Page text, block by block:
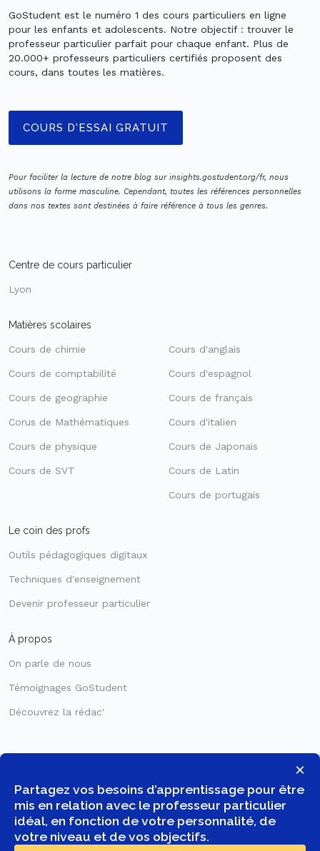
×
Partagez vos besoins d’apprentissage pour être
mis en relation avec le professeur particulier
idéal, en fonction de votre personnalité, de
votre niveau et de vos objectifs.
GoStudent est le numéro 1 des cours particuliers en ligne
pour les enfants et adolescents. Notre objectif : trouver le
professeur particulier parfait pour chaque enfant. Plus de
20.000+ professeurs particuliers certifiés proposent des
cours, dans toutes les matières.
COURS D'ESSAI GRATUIT
Pour faciliter la lecture de notre blog sur insights.gostudent.org/fr, nous
utilisons la forme masculine. Cependant, toutes les références personnelles
dans nos textes sont destinées à faire référence à tous les genres.
Centre de cours particulier
Lyon
Matières scolaires
Cours de chimie
Cours de comptabilité
Cours de geographie
Corus de Mathématiques
Cours de physique
Cours de SVT
Cours d'anglais
Cours d'espagnol
Cours de français
Cours d'italien
Cours de Japonais
Cours de Latin
Cours de portugais
Le coin des profs
Outils pédagogiques digitaux
Techniques d'enseignement
Devenir professeur particulier
À propos
On parle de nous
Témoignages GoStudent
Découvrez la rédac'